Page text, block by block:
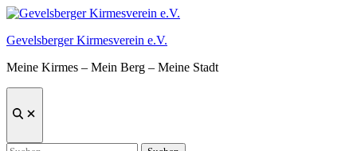
Zum
springen
Gevelsberger Kirmesverein e.V.
Meine Kirmes – Mein Berg – Meine Stadt
Suche